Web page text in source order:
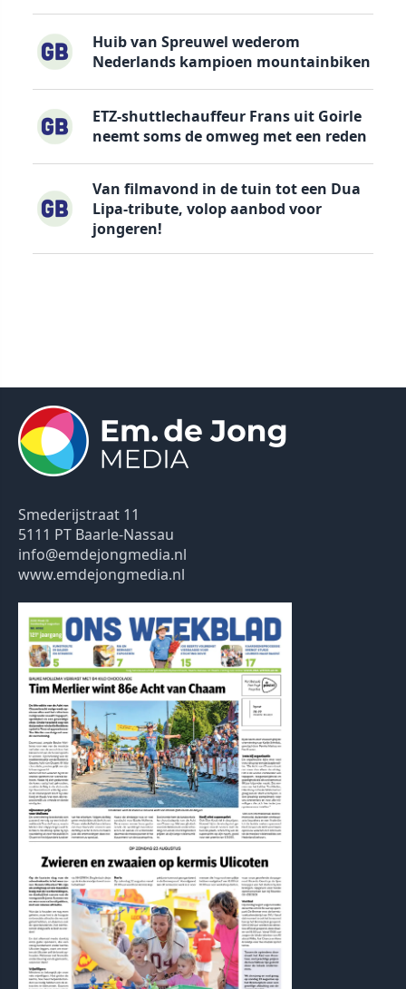
Huib van Spreuwel wederom
Nederlands kampioen mountainbiken
ETZ-shuttlechauffeur Frans uit Goirle
neemt soms de omweg met een reden
Van filmavond in de tuin tot een Dua
Lipa-tribute, volop aanbod voor
jongeren!
Smederijstraat 11
5111 PT Baarle-Nassau
info@emdejongmedia.nl
www.emdejongmedia.nl